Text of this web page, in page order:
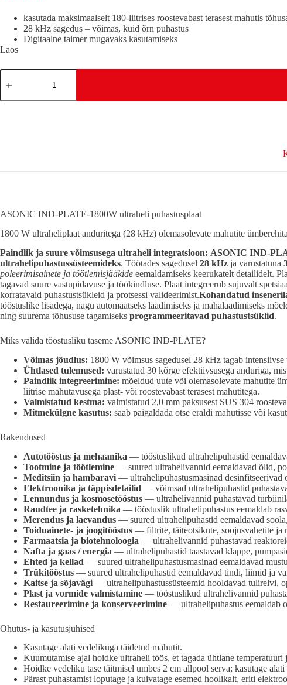
kasutada maksimaalselt 180-liitrises roostevabast terasest mahutis
28 kHz sagedus – võimas, kuid õrn puhastus
Digitaalne taimer mugavaks kasutamiseks
Laos
IND-
PLATE-
kogus
ASONIC IND-PLATE-1800W ultraheli puhastusplaat
1800 W ultraheliplaat anduritega (28 kHz) olemasolevate mahutite
Paindlik ja suure võimsusega ultraheli integratsioon: ASONIC IND-
ultrahelipuhastussüsteemideks. Töötades sagedusel 28 kHz ja varustatuna
poleerimisainete ja töötlemisjääkide eemaldamiseks keerukatelt detailidelt.
tagavad suure vastupidavuse ja töökindluse. Plaat integreerub sujuvalt
korratavaid puhastustsükleid ja protsessi valideerimist.Kohandatud
tööstuslike lisadega, nagu automaatseks laadimiseks ja mahalaadimiseks
ning suurema tõhususe tagamiseks programmeeritavad puhastustsüklid.
Miks valida tööstusliku taseme ASONIC IND-PLATE?
Võimas jõudlus: 1800 W võimsus sagedusel 28 kHz tagab
Ühtlased tulemused: varustatud 30 kõrge efektiivsusega anduriga,
Paindlik integreerimine: mõeldud uute või olemasolevate mahutite
liitrise mahutavusega plast- või roostevabast terasest mahutitega.
Valmistatud kestma: valmistatud 2,0 mm paksusest SUS 304
Mitmekülgne kasutus: saab paigaldada otse eraldi mahutisse või
Rakendused
Autotööstus ja mehaanika — tööstuslikud ultrahelipuhastid
Tootmine ja töötlemine — suured ultrahelivannid eemaldavad õlid,
Meditsiin ja hambaravi — ultrahelipuhastusmasinad desinfitseerivad
Elektroonika ja täppisdetailid — võimsad ultrahelipuhastid
Lennundus ja kosmosetööstus — ultrahelivannid puhastavad
Raudtee ja rasketehnika — tööstuslik ultrahelipuhastus eemaldab
Merendus ja laevandus — suured ultrahelipuhastid eemaldavad
Toiduainete- ja joogitööstus — filtrite, täiteotsikute, soojusvahetite ja
Farmaatsia ja biotehnoloogia — ultrahelivannid puhastavad
Nafta ja gaas / energia — ultrahelipuhastid taastavad klappe,
Ehted ja kellad — suured ultrahelipuhastusmasinad eemaldavad
Trükitööstus — suured ultrahelipuhastid eemaldavad tindi, liimid ja
Kaitse ja sõjavägi — ultrahelipuhastussüsteemid hooldavad tulirelvi,
Plast ja vormide valmistamine — tööstuslikud ultrahelivannid
Restaureerimine ja konserveerimine — ultrahelipuhastus eemaldab
Ohutus- ja kasutusjuhised
Kasutage alati vedelikuga täidetud mahutit.
Kuumutamise ajal hoidke ultraheli töös, et tagada ühtlane temperatuuri
Hoidke vedeliku tase täitmisel umbes 2 cm allpool serva; kasutage
Pärast puhastamist loputage ja kuivatage esemed hoolikalt, eriti